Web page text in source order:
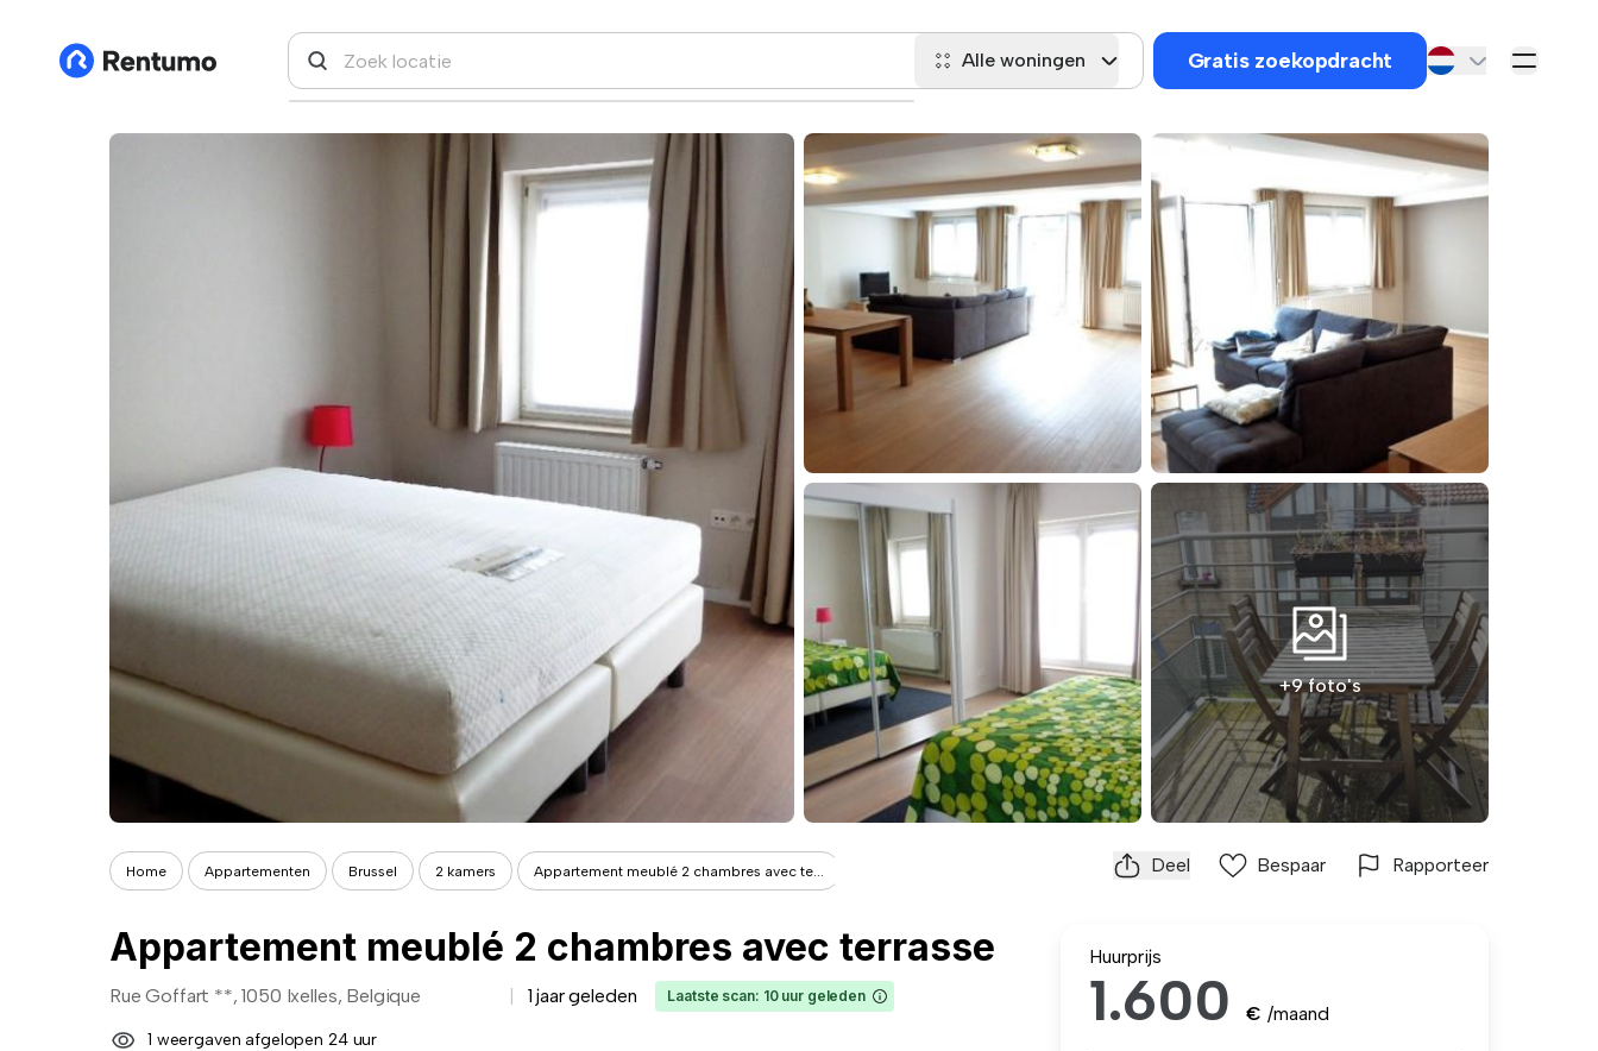
Alle woningen Gratis zoekopdracht
+9 foto's
Home Appartementen Brussel 2 kamers Appartement meublé 2 chambres avec te... Deel Bespaar Rapporteer
Appartement meublé 2 chambres avec terrasse
Rue Goffart **, 1050 Ixelles, Belgique 1 jaar geleden Laatste scan: 10 uur geleden
1 weergaven afgelopen 24 uur
Huurprijs
1.600 € /maand